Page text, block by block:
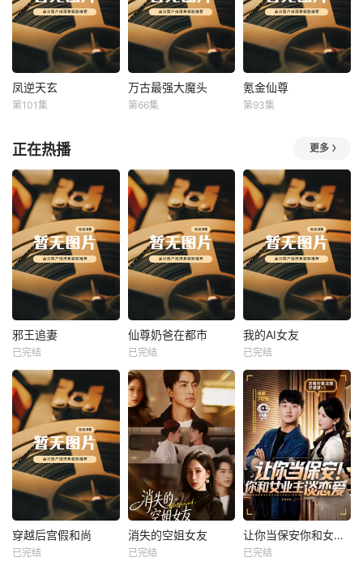
凤逆天玄
凤逆天玄
第101集
万古最强大魔头
万古最强大魔头
第66集
氪金仙尊
氪金仙尊
第93集
正在热播 更多
热播
邪王追妻
未知
邪王追妻
已完结
热播
未知
仙尊奶爸在都市
已完结
热播
我的AI女友
未知
我的AI女友
已完结
热播
穿越后宫假和尚
已完结
热播
消失的空姐女友
已完结
热播 让你当保安你和女业主谈恋爱
已完结